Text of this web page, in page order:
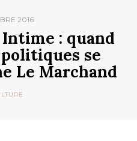
2016
: quand
se
Le Marchand